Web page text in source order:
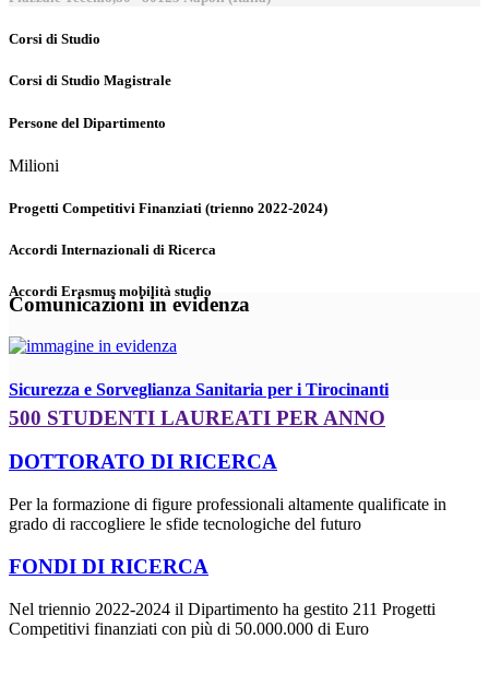
Corsi di Studio
Corsi di Studio Magistrale
Persone del Dipartimento
Milioni
Progetti Competitivi Finanziati (trienno 2022-2024)
Accordi Internazionali di Ricerca
Accordi Erasmus mobilità studio
Comunicazioni in evidenza
Sicurezza e Sorveglianza Sanitaria per i Tirocinanti
500 STUDENTI LAUREATI PER ANNO
DOTTORATO DI RICERCA
Per la formazione di figure professionali altamente qualificate in
grado di raccogliere le sfide tecnologiche del futuro
FONDI DI RICERCA
Nel triennio 2022-2024 il Dipartimento ha gestito 211 Progetti
Competitivi finanziati con più di 50.000.000 di Euro